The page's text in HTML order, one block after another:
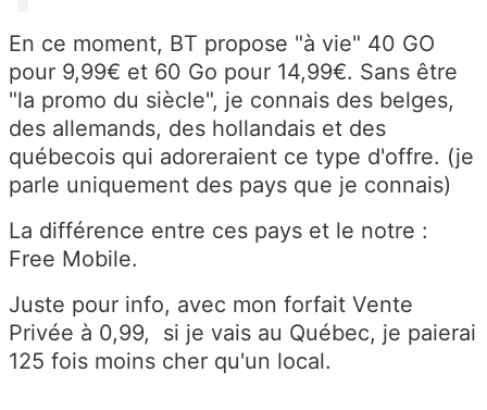
En ce moment, BT propose "à vie" 40 GO
pour 9,99€ et 60 Go pour 14,99€. Sans être
"la promo du siècle", je connais des belges,
des allemands, des hollandais et des
québecois qui adoreraient ce type d'offre. (je
parle uniquement des pays que je connais)
La différence entre ces pays et le notre :
Free Mobile.
Juste pour info, avec mon forfait Vente
Privée à 0,99, si je vais au Québec, je paierai
125 fois moins cher qu'un local.